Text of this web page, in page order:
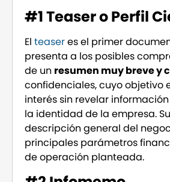
#1 Teaser o Perfil
El teaseres el primer
presenta a los posibles
de un resumen muy breve y
confidenciales, cuyo objetivo
interés sin revelar
la identidad de la empresa.
descripción general del
principales parámetros
de operación planteada.